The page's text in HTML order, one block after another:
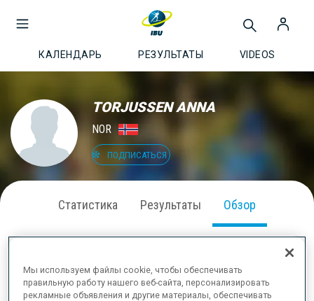
КАЛЕНДАРЬ РЕЗУЛЬТАТЫ VIDEOS
TORJUSSEN ANNA
NOR
ПОДПИСАТЬСЯ
Статистика Результаты Обзор
ИНФОРМАЦИЯ
Мы используем файлы cookie, чтобы обеспечивать
правильную работу нашего веб-сайта, персонализировать
рекламные объявления и другие материалы, обеспечивать